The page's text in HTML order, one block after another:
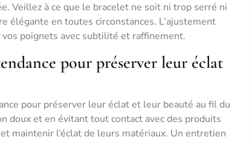
Veillez à ce que le bracelet ne soit ni trop serré ni
élégante en toutes circonstances. L’ajustement
poignets avec subtilité et raffinement.
pour préserver leur éclat
pour préserver leur éclat et leur beauté au fil du
doux et en évitant tout contact avec des produits
maintenir l’éclat de leurs matériaux. Un entretien